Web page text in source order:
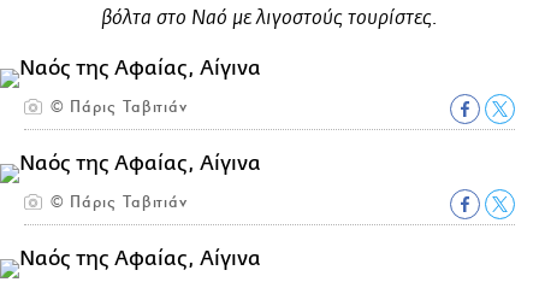
βόλτα στο Ναό με λιγοστούς τουρίστες.
© Πάρις Ταβιτιάν
© Πάρις Ταβιτιάν